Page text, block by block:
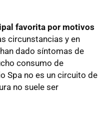
favorita por motivos
circunstancias y en
dado síntomas de
consumo de
Spa no es un circuito de
no suele ser